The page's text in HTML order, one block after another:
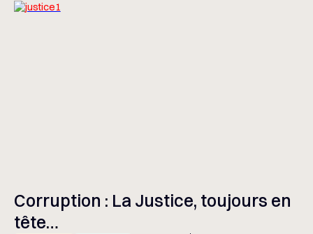
Corruption : La Justice, toujours en
tête…